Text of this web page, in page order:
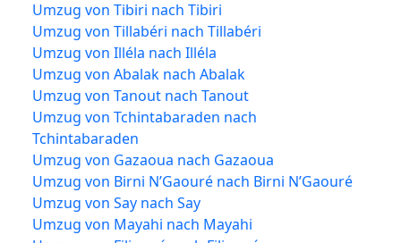
Umzug von Tibiri nach Tibiri
Umzug von Tillabéri nach Tillabéri
Umzug von Illéla nach Illéla
Umzug von Abalak nach Abalak
Umzug von Tanout nach Tanout
Umzug von Tchintabaraden nach
Tchintabaraden
Umzug von Gazaoua nach Gazaoua
Umzug von Birni N’Gaouré nach Birni N’Gaouré
Umzug von Say nach Say
Umzug von Mayahi nach Mayahi